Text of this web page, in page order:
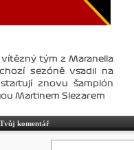
tým z Maranella
sezóně vsadil na
znovu šampión
Martinem Slezarem
Tvůj komentář